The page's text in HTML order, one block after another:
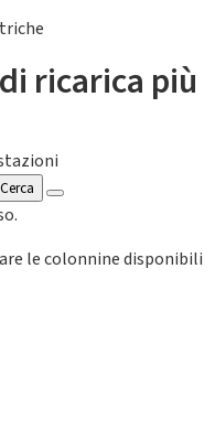
ricarica più
Cerca
le colonnine disponibili